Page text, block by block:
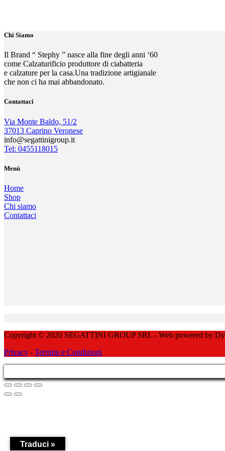
Chi Siamo
Il Brand “ Stephy ” nasce alla fine degli anni ‘60
come Calzaturificio produttore di ciabatteria
e calzature per la casa.Una tradizione artigianale
che non ci ha mai abbandonato.
Contattaci
Via Monte Baldo, 51/2
37013 Caprino Veronese
info@segattinigroup.it
Tel: 0455118015
Menù
Home
Shop
Chi siamo
Contattaci
Copyright © 2020 SEGATTINI GROUP SRL - Web powered by
Privacy - Termini e Condizioni
Traduci »